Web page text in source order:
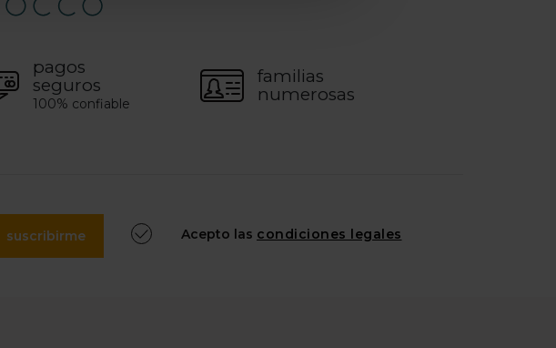
pagos
seguros
100% confiable
familias
numerosas
suscribirme Acepto las condiciones legales